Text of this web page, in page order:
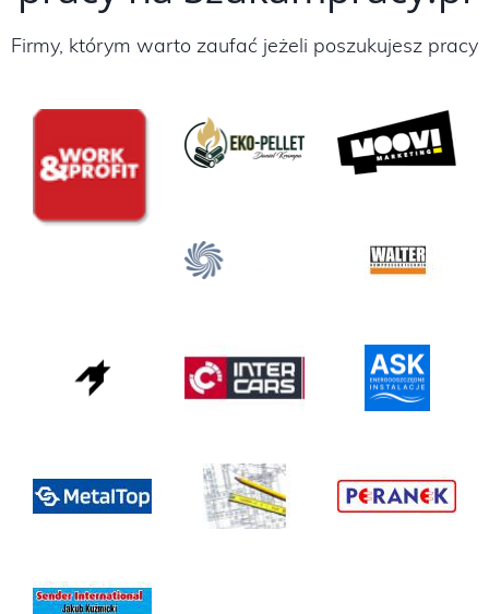
Firmy, którym warto zaufać jeżeli poszukujesz pracy